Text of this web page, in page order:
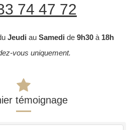
74 47 72
Jeudi au Samedi de 9h30 à 18h
vous uniquement.
témoignage